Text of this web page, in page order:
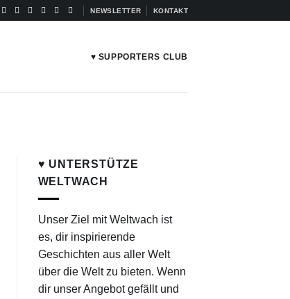
NEWSLETTER KONTAKT
♥ SUPPORTERS CLUB
♥ UNTERSTÜTZE
WELTWACH
Unser Ziel mit Weltwach ist
es, dir inspirierende
Geschichten aus aller Welt
über die Welt zu bieten. Wenn
dir unser Angebot gefällt und